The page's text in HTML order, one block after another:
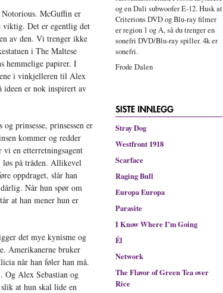
McGuffin er
viktig. Det er egentlig det
av den. Vi trenger ikke
i The Maltese
hemmelige papirer. I
i vinkjelleren til Alex
ideen er nok inspirert av
prinsesse, prinsessen er
kommer og redder
en etterretningsagent
løs på tråden. Allikevel
oppdraget, slår han
Når hun spør om
at han mener hun er
det mye kynisme og
Amerikanerne bruker
når han føler han må.
Og Alex Sebastian og
at hun skal lide en
og en Dali subwoofer E-12. Husk at
Criterions DVD og Blu-ray filmer
er region 1 og A, så du trenger en
sonefri DVD/Blu-ray spiller. 4k er
sonefri.
Frode Dalen
Stray Dog
Westfront 1918
Scarface
Raging Bull
Europa Europa
Parasite
I Know Where I’m Going
Él
Network
The Flavor of Green Tea over
Rice